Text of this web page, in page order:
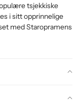
tsjekkiske
i sitt opprinnelige
med Staropramens